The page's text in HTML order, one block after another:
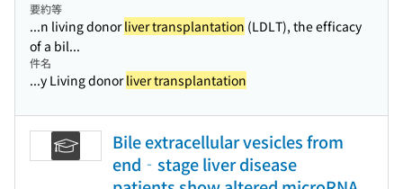
要約等
...n living donorliver transplantation (LDLT), the efficacy
of a bil...
件名
...y Living donorliver transplantation
Bile extracellular vesicles from
end‑stage liver disease